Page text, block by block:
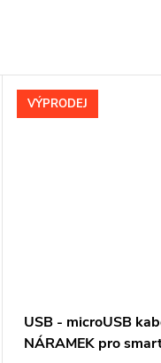
VÝPRODEJ
USB - microUSB
NÁRAMEK pro